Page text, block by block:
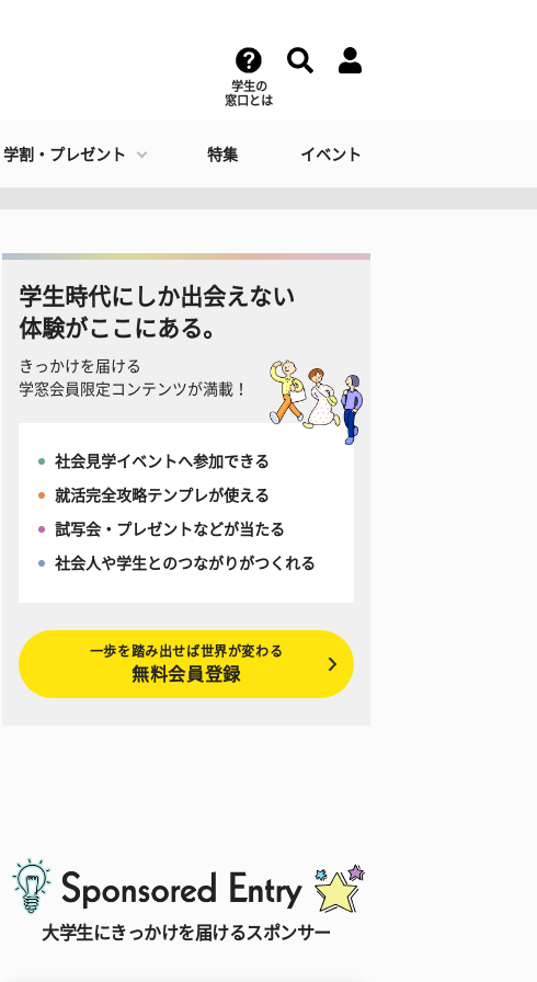
学生の
窓口とは
学割・プレゼント 特集 イベント
学生時代にしか出会えない
体験がここにある。
きっかけを届ける
学窓会員限定コンテンツが満載！
社会見学イベントへ参加できる
就活完全攻略テンプレが使える
試写会・プレゼントなどが当たる
社会人や学生とのつながりがつくれる
一歩を踏み出せば世界が変わる
無料会員登録
大学生にきっかけを届けるスポンサー